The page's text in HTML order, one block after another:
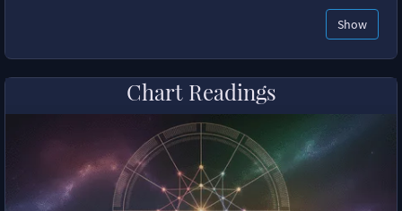
Show
Chart Readings